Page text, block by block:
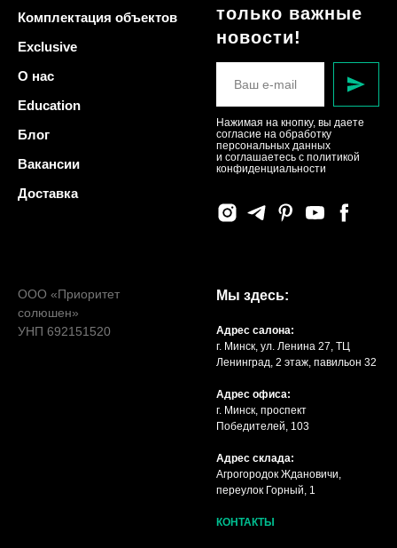
Комплектация объектов
Exclusive
О нас
Education
Блог
Вакансии
Доставка
только важные
новости!
Нажимая на кнопку, вы даете
согласие на обработку
персональных данных
и соглашаетесь c политикой
конфиденциальности
ООО «Приоритет
солюшен»
УНП 692151520
Мы здесь:
Адрес салона:
г. Минск, ул. Ленина 27, ТЦ
Ленинград, 2 этаж, павильон 32
Адрес офиса:
г. Минск, проспект
Победителей, 103
Адрес склада:
Агрогородок Ждановичи,
переулок Горный, 1
КОНТАКТЫ